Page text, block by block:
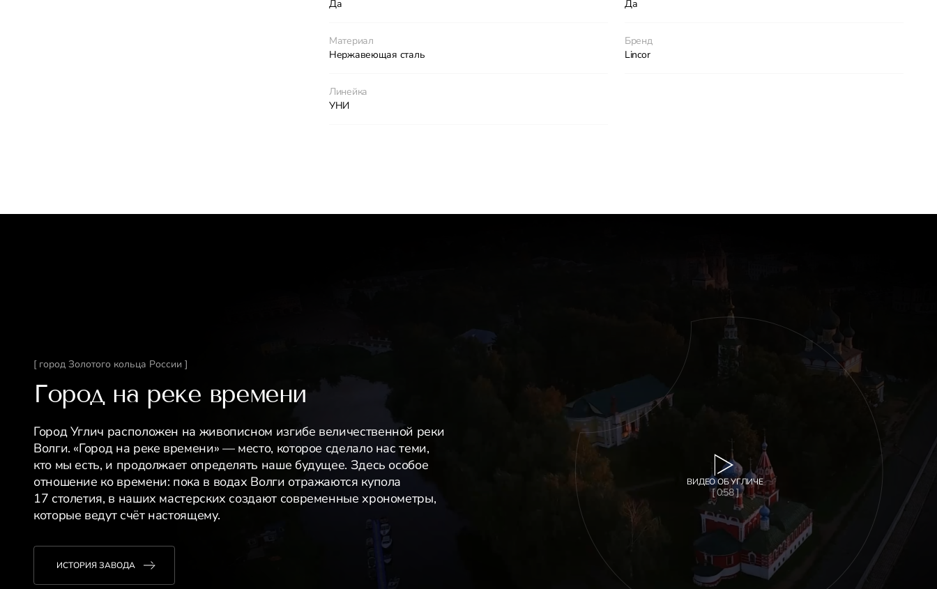
Да
Да
Материал
Нержавеющая сталь
Бренд
Lincor
Линейка
УНИ
ВИДЕО ОБ УГЛИЧЕ
[ 0:58 ]
[ город Золотого кольца России ]
Город на реке времени
Город Углич расположен на живописном изгибе величественной реки
Волги. «Город на реке времени» — место, которое сделало нас теми,
кто мы есть, и продолжает определять наше будущее. Здесь особое
отношение ко времени: пока в водах Волги отражаются купола
17 столетия, в наших мастерских создают современные хронометры,
которые ведут счёт настоящему.
ИСТОРИЯ ЗАВОДА